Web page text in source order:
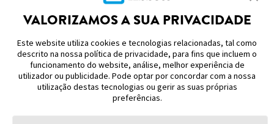
MAPA DO SITE
AVISO LEGAL E REFERÊNCIAS
VALORIZAMOS A SUA PRIVACIDADE
Este website utiliza cookies e tecnologias relacionadas, tal como
descrito na nossa política de privacidade, para fins que incluem o
funcionamento do website, análise, melhor experiência de
utilizador ou publicidade. Pode optar por concordar com a nossa
utilização destas tecnologias ou gerir as suas próprias
preferências.